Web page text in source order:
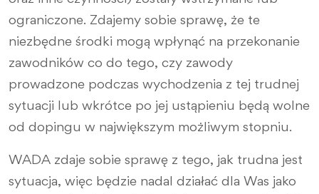
ograniczone. Zdajemy sobie sprawę, że te
niezbędne środki mogą wpłynąć na przekonanie
zawodników co do tego, czy zawody
prowadzone podczas wychodzenia z tej trudnej
sytuacji lub wkrótce po jej ustąpieniu będą wolne
od dopingu w największym możliwym stopniu.
WADA zdaje sobie sprawę z tego, jak trudna jest
sytuacja, więc będzie nadal działać dla Was jako